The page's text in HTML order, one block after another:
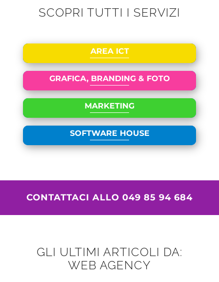
SCOPRI TUTTI I SERVIZI
AREA ICT
GRAFICA, BRANDING & FOTO
MARKETING
SOFTWARE HOUSE
CONTATTACI ALLO 049 85 94 684
GLI ULTIMI ARTICOLI DA:
WEB AGENCY